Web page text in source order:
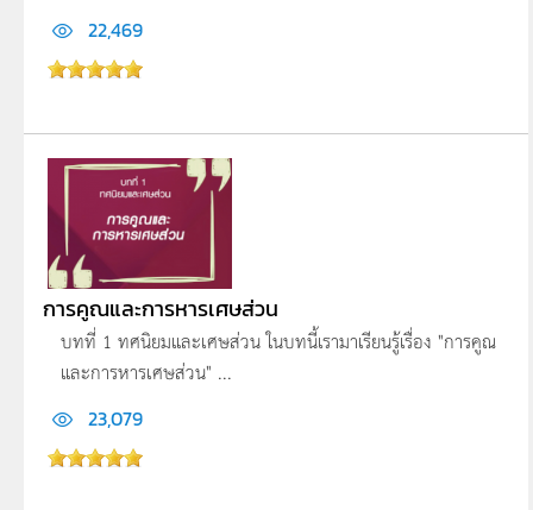
22,469
การคูณและการหารเศษส่วน
บทที่ 1 ทศนิยมและเศษส่วน ในบทนี้เรามาเรียนรู้เรื่อง "การคูณ
และการหารเศษส่วน" ...
23,079